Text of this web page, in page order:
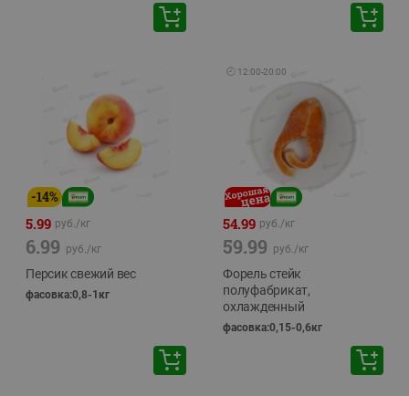
-14%
5.99 руб./кг
6.99 руб./кг
Персик свежий вес
фасовка:0,8-1кг
🕘 12:00-20:00
54.99 руб./кг
59.99 руб./кг
Форель стейк
полуфабрикат,
охлажденный
фасовка:0,15-0,6кг